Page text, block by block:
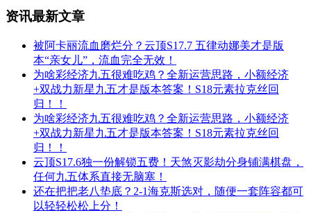
资讯最新文章
被阿卡丽流血磨烂分？云顶S17.7 五律动娜美才是版
本“亲女儿”，流血完全无效！
为啥彩经济九五很难吃鸡？全新运营思路，小额经济
+双战力新星九五才是版本答案！S18元素拉克丝回
归！！
为啥彩经济九五很难吃鸡？全新运营思路，小额经济
+双战力新星九五才是版本答案！S18元素拉克丝回
归！！
云顶S17.6独一份解锁五费！天煞灭影劫分身铺满棋盘，
任何九五体系直接无脑塞！
还在把把老八垫底？2-1海克斯选对，随便一套阵容都可
以轻轻松松上分！